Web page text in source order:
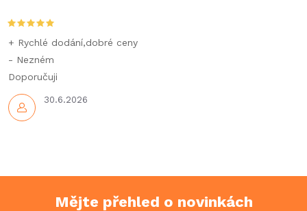
30.6.2026
+ Rychlé dodání,dobré ceny
- Nezném
Doporučuji
Mějte přehled o novinkách